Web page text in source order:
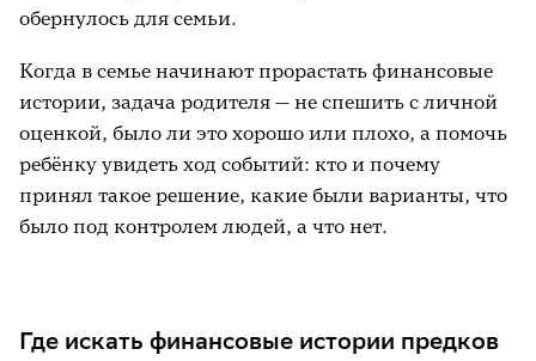
решение;
результат.
обернулось для семьи.
Когда в семье начинают прорастать финансовые
истории, задача родителя — не спешить с личной
оценкой, было ли это хорошо или плохо, а помочь
ребёнку увидеть ход событий: кто и почему
принял такое решение, какие были варианты, что
было под контролем людей, а что нет.
Где искать финансовые истории предков